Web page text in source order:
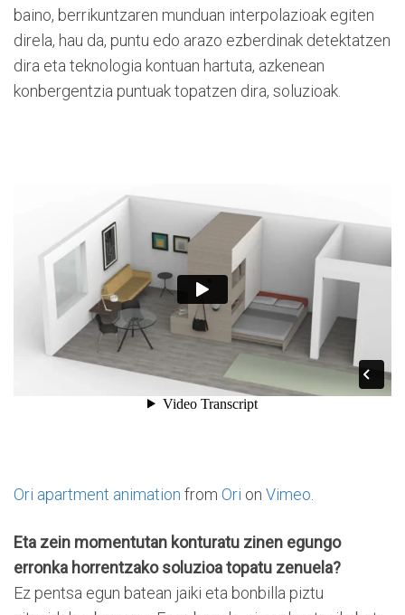
baino, berrikuntzaren munduan interpolazioak egiten
direla, hau da, puntu edo arazo ezberdinak detektatzen
dira eta teknologia kontuan hartuta, azkenean
konbergentzia puntuak topatzen dira, soluzioak.
Ori apartment animation from Ori on Vimeo
Eta zein momentutan konturatu zinen egungo
erronka horrentzako soluzioa topatu zenuela?
Ez pentsa egun batean jaiki eta bonbilla piztu